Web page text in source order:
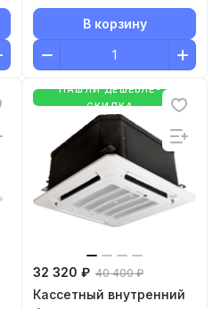
В корзину
НАШЛИ ДЕШЕВЛЕ-
СКИДКА
32 320 ₽ 40 400 ₽
Кассетный внутренний